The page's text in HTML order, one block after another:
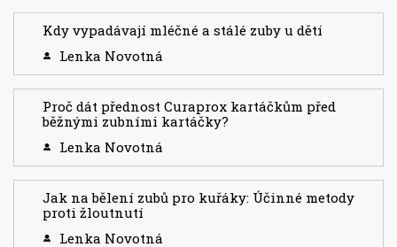
Kdy vypadávají mléčné a stálé zuby u dětí
Lenka Novotná
Proč dát přednost Curaprox kartáčkům před
běžnými zubními kartáčky?
Lenka Novotná
Jak na bělení zubů pro kuřáky: Účinné metody
proti žloutnutí
Lenka Novotná